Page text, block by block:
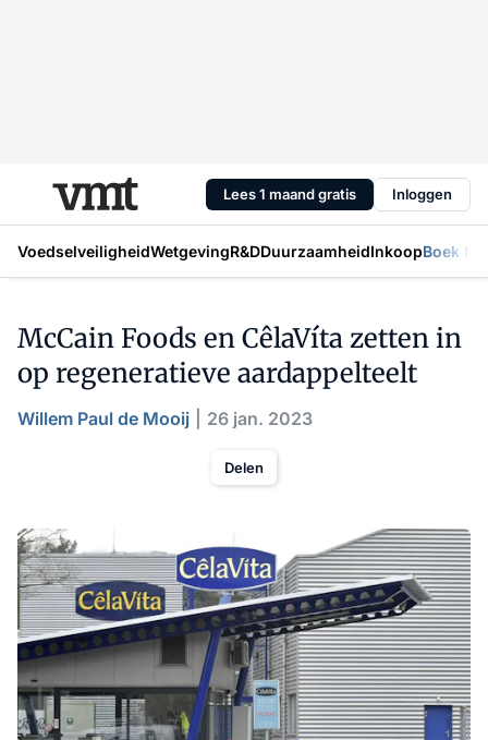
Lees 1 maand gratis Inloggen
VoedselveiligheidWetgevingR&DDuurzaamheidInkoopBoek
McCain Foods en CêlaVíta zetten in
op regeneratieve aardappelteelt
Willem Paul de Mooij 26 jan. 2023
Delen